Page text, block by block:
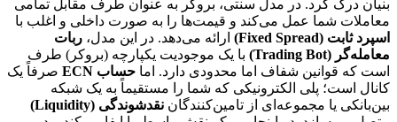
بنیان درک کرد. در مدل سنتی، بروکر به عنوان طرف مقابل تمامی
معاملات شما عمل می‌کند و قیمت‌ها را به صورت داخلی و اغلب با
اسپرد ثابت (Fixed Spread)
ارائه می‌دهد. در این مدل، ربات
معامله‌گر (Trading Bot)
با یک موجودیت یکپارچه (بروکر) طرف
است که قوانین شفاف اما محدودی دارد. اما حساب ECN
صرفاً یک
کانال است؛ پلی الکترونیکی که شما را مستقیماً به یک شبکه
بین‌بانکی یا مجموعه‌ای از تامین‌کنندگان نقدشوندگی (Liquidity)